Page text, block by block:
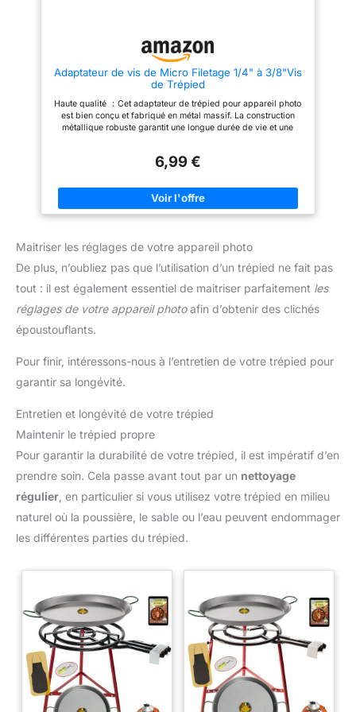
Adaptateur de vis de Micro Filetage 1/4" à 3/8"Vis
de Trépied
Haute qualité ：Cet adaptateur de trépied pour appareil photo
est bien conçu et fabriqué en métal massif. La construction
métallique robuste garantit une longue durée de vie et une
：Ces adaptateurs filetés en 2 parties offrent de multiples
entre les filetages 3/8« et 1/4 », parfaits pour connecter des
appareils photo, des trépieds, des pieds de micro et d'autres
accessoires. Facile à utiliser ：Le connecteur femelle 3/8
avec un adaptateur de vis de trépied.Grâce à des vis filetées,
Adaptateur fileté Installation facile sans outils supplémentaires
et grande stabilité. Surface antidérapante ：La surface moletée
de l'adaptateur améliore la prise en main et empêche de
glisser lors de la fixation ou du retrait, ce qui offre une
manipulation confortable et une sécurité supplémentaire pour
votre précieux équipement. Large application ：L'adaptateur
photo, les adaptateurs de trépied, les webcams,les
magnétoscopes, les moniteurs LCD, les rotules, les supports
de microphone et autres accessoires de caméra.
6,99 €
Maitriser les réglages de votre appareil photo
De plus, n’oubliez pas que l’utilisation d’un trépied ne fait pas
tout : il est également essentiel de maitriser parfaitement les
réglages de votre appareil photoafin d’obtenir des clichés
époustouflants.
Pour finir, intéressons-nous à l’entretien de votre trépied pour
garantir sa longévité.
Entretien et longévité de votre trépied
Maintenir le trépied propre
Pour garantir la durabilité de votre trépied, il est impératif d’en
prendre soin. Cela passe avant tout par un nettoyage
régulier , en particulier si vous utilisez votre trépied en milieu
naturel où la poussière, le sable ou l’eau peuvent endommager
les différentes parties du trépied.